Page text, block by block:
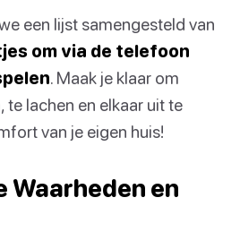
een lijst samengesteld van
om via de telefoon
. Maak je klaar om
te lachen en elkaar uit te
van je eigen huis!
Waarheden en